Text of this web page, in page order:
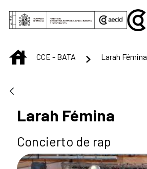
Skip to Main Content
INICIOCCE - BATA Larah Fémina
Larah Fémina
Concierto de rap